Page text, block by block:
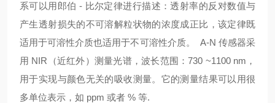
系可以用郎伯 - 比尔定律进行描述：透射率的反对数值与
产生透射损失的不可溶解粒状物的浓度成正比，该定律既
适用于可溶性介质也适用于不可溶性介质。 A-N 传感器采
用 NIR（近红外）测量光谱，波长范围：730 ~1100 nm，
用于实现与颜色无关的吸收测量。它的测量结果可以用很
多单位表示，如 ppm 或者 % 等.